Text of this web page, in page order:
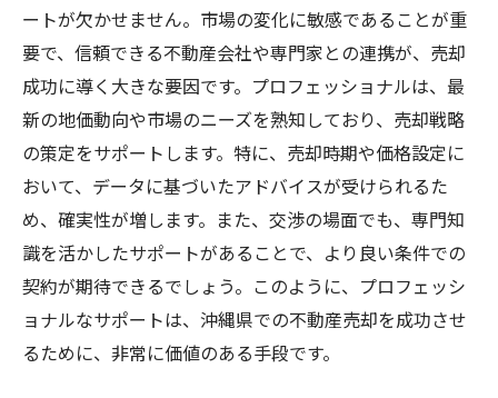
ートが欠かせません。市場の変化に敏感であることが重
要で、信頼できる不動産会社や専門家との連携が、売却
成功に導く大きな要因です。プロフェッショナルは、最
新の地価動向や市場のニーズを熟知しており、売却戦略
の策定をサポートします。特に、売却時期や価格設定に
おいて、データに基づいたアドバイスが受けられるた
め、確実性が増します。また、交渉の場面でも、専門知
識を活かしたサポートがあることで、より良い条件での
契約が期待できるでしょう。このように、プロフェッシ
ョナルなサポートは、沖縄県での不動産売却を成功させ
るために、非常に価値のある手段です。